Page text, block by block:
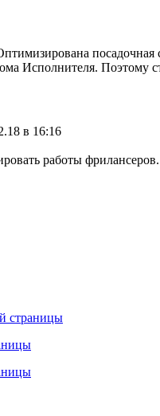
посадочная
Исполнителя. Поэтому
в 16:16
работы фрилансеров.
страницы